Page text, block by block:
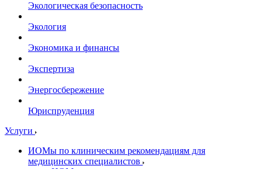
Экологическая безопасность
Экология
Экономика и финансы
Экспертиза
Энергосбережение
Юриспруденция
Услуги
ИОМы по клиническим рекомендациям для
медицинских специалистов